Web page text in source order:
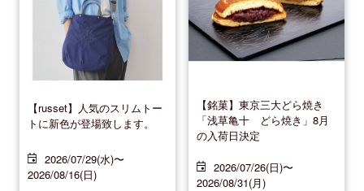
【russet】人気のスリムトー
トに新色が登場致します。
2026/07/29(水)〜
2026/08/16(日)
【銘菓】東京三大どら焼き
「浅草亀十 どら焼き」8月
の入荷日決定
2026/07/26(日)〜
2026/08/31(月)